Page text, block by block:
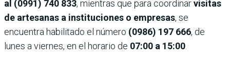
al (0991) 740 833, mientras que para coordinarvisitas
de artesanas a instituciones o empresas, se
encuentra habilitado el número (0986) 197 666, de
lunes a viernes, en el horario de 07:00 a 15:00.